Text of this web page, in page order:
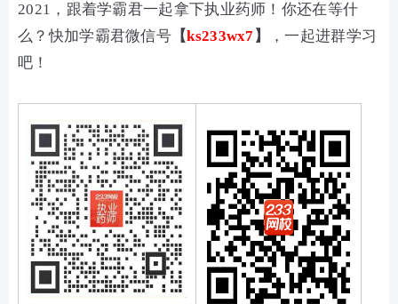
2021，跟着学霸君一起拿下执业药师！你还在等什
么？快加学霸君微信号 【ks233wx7 】
，一起进群学习
吧！